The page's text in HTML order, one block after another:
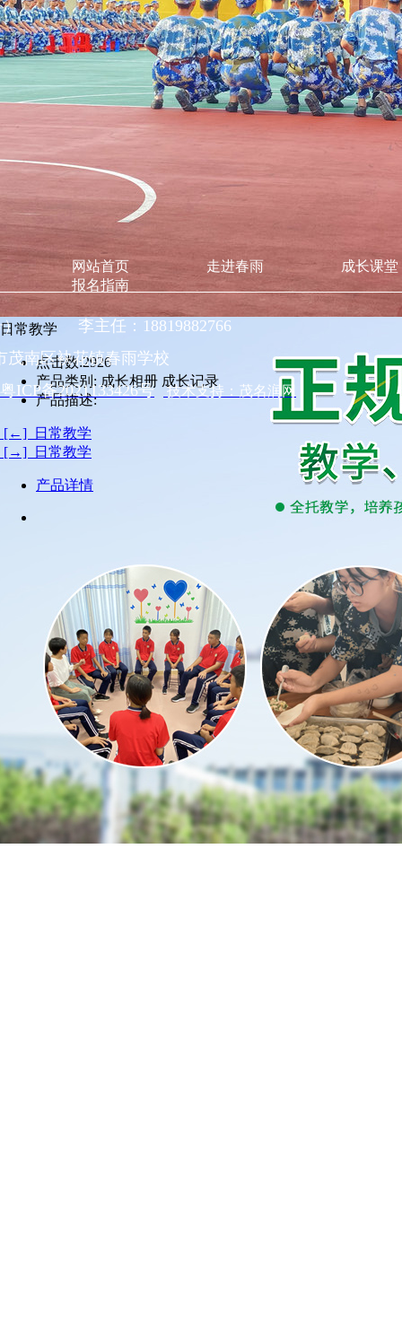
日常教学
点击数:2926
产品类别: 成长相册 成长记录
产品描述:
[←] 日常教学
[→] 日常教学
产品详情
网站首页 走进春雨
成长课堂
报名指南
号） 李主任：18819882766
茂南区袂花镇春雨学校
粤ICP备2021133426号
技术支持：茂名润网